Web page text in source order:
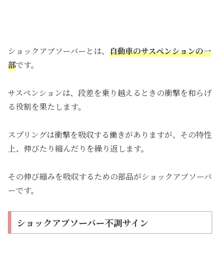
ショックアブソーバーとは、 自動車のサスペンションの一
部です。
サスペンションは、段差を乗り越えるときの衝撃を和らげ
る役割を果たします。
スプリングは衝撃を吸収する働きがありますが、その特性
上、伸びたり縮んだりを繰り返します。
その伸び縮みを吸収するための部品がショックアブソーバ
ーです。
ショックアブソーバー不調サイン